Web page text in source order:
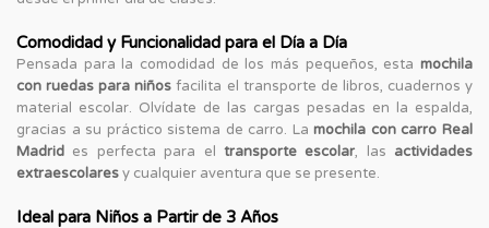
Comodidad y Funcionalidad para el Día a Día
Pensada para la comodidad de los más pequeños, esta mochila
con ruedas para niños facilita el transporte de libros, cuadernos y
material escolar. Olvídate de las cargas pesadas en la espalda,
gracias a su práctico sistema de carro. Lamochila con carro Real
Madrid es perfecta para el transporte escolar, las actividades
extraescolaresy cualquier aventura que se presente.
Ideal para Niños a Partir de 3 Años